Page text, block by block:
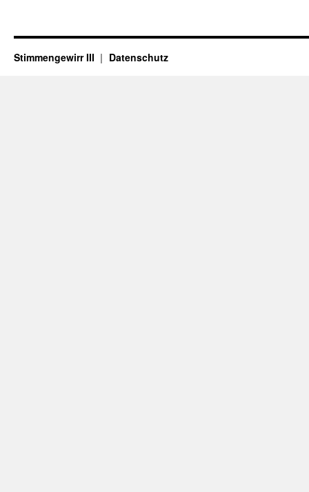
Stimmengewirr III Datenschutz